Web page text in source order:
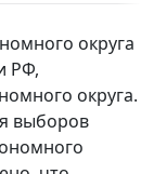
округа
РФ,
округа.
выборов